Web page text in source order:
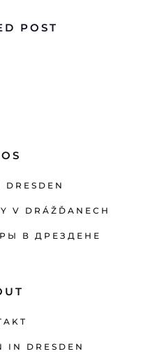
POST
DRESDEN
V DRÁŽĎANECH
В ДРЕЗДЕНЕ
IN DRESDEN